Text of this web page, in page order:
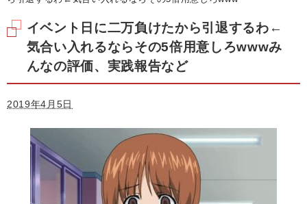
イベント日に二万負けたから引退するわ←
気合い入れるならその5倍用意しろwwwみ
んなの評価、実践報告など
2019年4月5日